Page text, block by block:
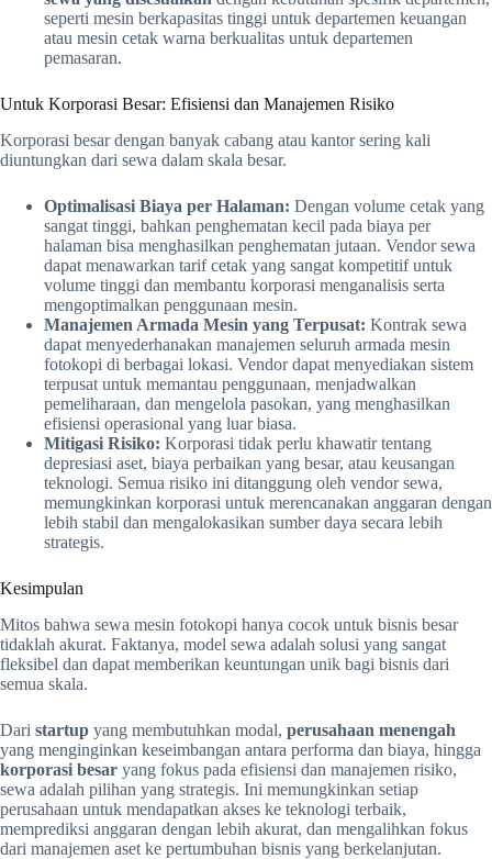
seperti mesin berkapasitas tinggi untuk departemen keuangan
atau mesin cetak warna berkualitas untuk departemen
pemasaran.
Untuk Korporasi Besar: Efisiensi dan Manajemen Risiko
Korporasi besar dengan banyak cabang atau kantor sering kali
diuntungkan dari sewa dalam skala besar.
Optimalisasi Biaya per Halaman: Dengan volume cetak yang
sangat tinggi, bahkan penghematan kecil pada biaya per
halaman bisa menghasilkan penghematan jutaan. Vendor sewa
dapat menawarkan tarif cetak yang sangat kompetitif untuk
volume tinggi dan membantu korporasi menganalisis serta
mengoptimalkan penggunaan mesin.
Manajemen Armada Mesin yang Terpusat: Kontrak sewa
dapat menyederhanakan manajemen seluruh armada mesin
fotokopi di berbagai lokasi. Vendor dapat menyediakan sistem
terpusat untuk memantau penggunaan, menjadwalkan
pemeliharaan, dan mengelola pasokan, yang menghasilkan
efisiensi operasional yang luar biasa.
Mitigasi Risiko: Korporasi tidak perlu khawatir tentang
depresiasi aset, biaya perbaikan yang besar, atau keusangan
teknologi. Semua risiko ini ditanggung oleh vendor sewa,
memungkinkan korporasi untuk merencanakan anggaran dengan
lebih stabil dan mengalokasikan sumber daya secara lebih
strategis.
Kesimpulan
Mitos bahwa sewa mesin fotokopi hanya cocok untuk bisnis besar
tidaklah akurat. Faktanya, model sewa adalah solusi yang sangat
fleksibel dan dapat memberikan keuntungan unik bagi bisnis dari
semua skala.
Dari startup yang membutuhkan modal, perusahaan menengah
yang menginginkan keseimbangan antara performa dan biaya, hingga
korporasi besar yang fokus pada efisiensi dan manajemen risiko,
sewa adalah pilihan yang strategis. Ini memungkinkan setiap
perusahaan untuk mendapatkan akses ke teknologi terbaik,
memprediksi anggaran dengan lebih akurat, dan mengalihkan fokus
dari manajemen aset ke pertumbuhan bisnis yang berkelanjutan.